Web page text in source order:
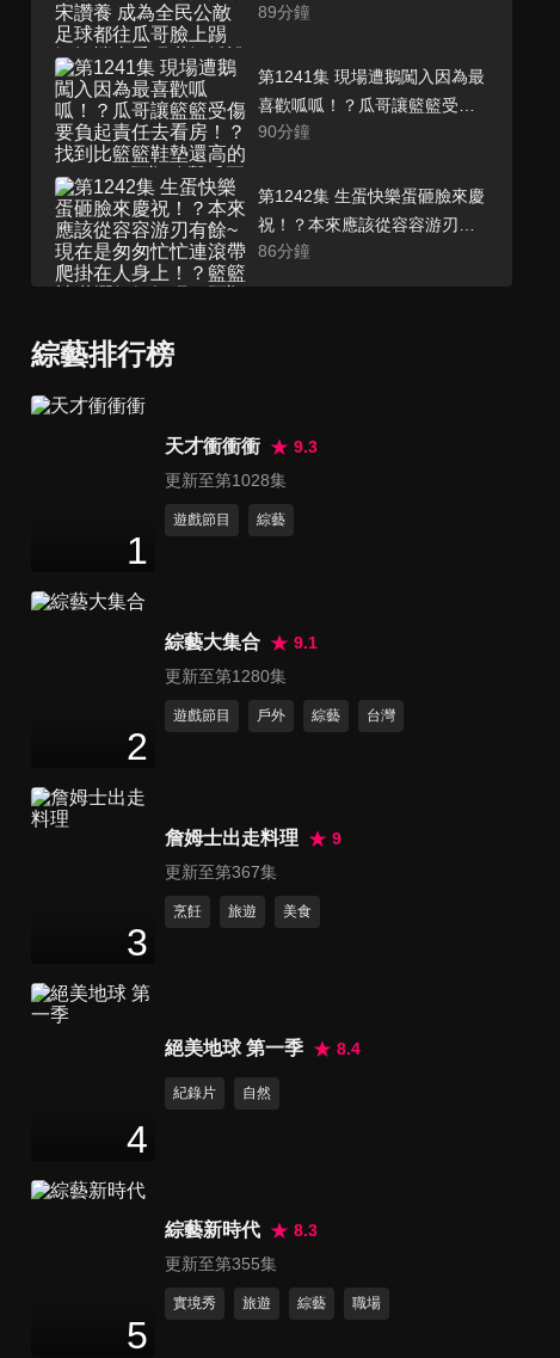
擁吻宋讚養 成為全民公敵足球
嚇妖嬌說不要 (台中豐原)
89分鐘
第1241集 現場遭鵝闖入因為最
喜歡呱呱！？瓜哥讓籃籃受傷
要負起責任去看房！？找到比
攻擊瓜哥下半身太過努力讓鞋
脫落！？(台中大里)
90分鐘
第1242集 生蛋快樂蛋砸臉來慶
祝！？本來應該從容容游刃有
餘~現在是匆匆忙忙連滾帶爬掛
86分鐘
第1244集 籃籃出場被背後偷
裡！？安汝 秀秀子當肉餅！？
罪孽深重要靠潑水清除！？讓
89分鐘
場！？居然是靠大集合維生的
忠實粉絲全力轟 轟轟轟轟~~籃
中壢)
第1246集 籃籃滿嘴口水？！新
89 分鐘
不容小覷！檸檬位子要被擠走
啦！？雞會難得韓國的雞怎麼
說！？郭忠祐跳國標舞鄭楠鐘
89分鐘
第1248集 南珉貞錄影被吊起
王！？(桃園蘆竹)
全場焦點！？火辣熱舞大爆發
電電電電爆你！？奇裝異服的
90
配董哥好怕怕！對郭忠祐高標
準 擦到都不行！(新竹新豐)
第1251集 董哥整場MVP 拚老
命！？累到不能喘口氣昏
綜藝排行榜
1
天才衝衝衝
9.3
更新至第1028集
遊戲節目 綜藝
2
綜藝大集合
9.1
更新至第1280集
遊戲節目 戶外 綜藝 台灣
3
詹姆士出走料理
9
更新至第367集
烹飪 旅遊 美食
4
絕美地球 第一季 8.4
紀錄片 自然
5
綜藝新時代
8.3
更新至第355集
實境秀 旅遊 綜藝 職場